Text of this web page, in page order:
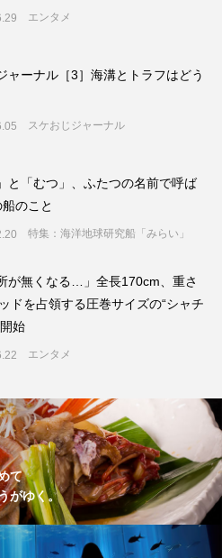
エンタメ
ャーナル［3］海溝とトラフはどう
スケおじジャーナル
と「むつ」、ふたつの名前で呼ば
のこと
特集：海洋地球研究船「みらい」
が無くなる…」全長170cm、重さ
ドを占領する圧巻サイズの“シャチ
始
エンタメ
て
がゆく。